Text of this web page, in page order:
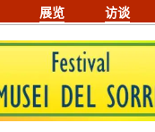
展览 访谈